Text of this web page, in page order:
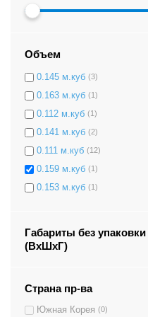
Объем
0.239 м.куб
0.157 м.куб
0.145 м.куб (3)
0.163 м.куб (1)
0.112 м.куб (1)
0.141 м.куб (2)
0.111 м.куб (12)
0.159 м.куб (1)
0.153 м.куб (1)
Габариты без упаковки
(ВxШxГ)
Страна пр-ва
Южная Корея (0)